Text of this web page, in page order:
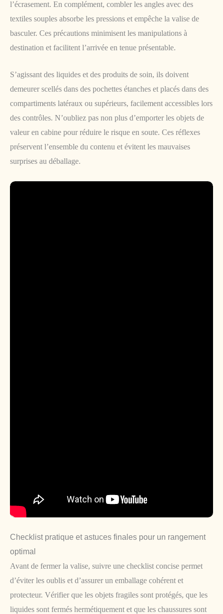
l’écrasement. En complément, combler les angles avec des
textiles souples absorbe les pressions et empêche la valise de
basculer. Ces précautions minimisent les manipulations à
destination et facilitent l’arrivée en tenue présentable.
S’agissant des liquides et des produits de soin, ils doivent
demeurer scellés dans des pochettes étanches et placés dans des
compartiments latéraux ou supérieurs, facilement accessibles lors
des contrôles. N’oubliez pas non plus d’emporter les objets de
valeur en cabine pour réduire le risque en soute. Ces réflexes
préservent l’ensemble du contenu et évitent les mauvaises
surprises au déballage.
Checklist pratique et astuces finales pour un rangement
optimal
Avant de fermer la valise, suivre une checklist concise permet
d’éviter les oublis et d’assurer un emballage cohérent et
protecteur. Vérifier que les objets fragiles sont protégés, que les
liquides sont fermés hermétiquement et que les chaussures sont